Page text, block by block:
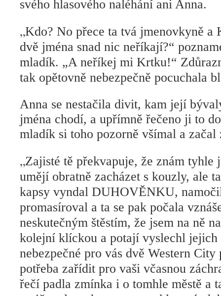
svého hlasového naléhání ani Anna.
„Kdo? No přece ta tvá jmenovkyně a
dvě jména snad nic neříkají?“
mladík. „A neříkej mi Krtku!“
tak opětovně nebezpečně pocuchala
Anna se nestačila divit, kam její
jména chodí, a upřímně řečeno ji to
mladík si toho pozorně všímal a začal
„Zajisté tě překvapuje, že znám tyhle
umějí obratně zacházet s kouzly, ale
kapsy vyndal DUHOVĚNKU,
promasíroval a ta se pak počala
neskutečným štěstím, že jsem na ně
kolejní klíckou a potají vyslechl jejich
nebezpečné pro vás dvě Western
potřeba zařídit pro vaši včasnou
řečí padla zmínka i o tomhle městě a